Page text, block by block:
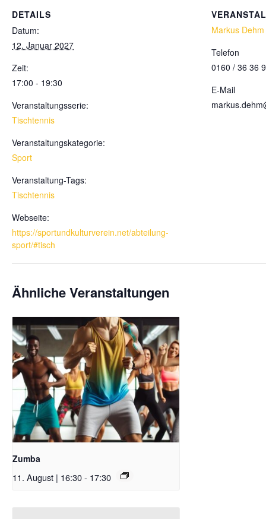
DETAILS
Datum:
12. Januar 2027
Zeit:
17:00 - 19:30
Veranstaltungsserie:
Tischtennis
Veranstaltungskategorie:
Sport
Veranstaltung-Tags:
Tischtennis
Webseite:
https://sportundkulturverein.net/abteilung-
sport/#tisch
Markus Dehm
Telefon
0160 / 36 36
E-Mail
Ähnliche Veranstaltungen
Zumba
11. August | 16:30- 17:30